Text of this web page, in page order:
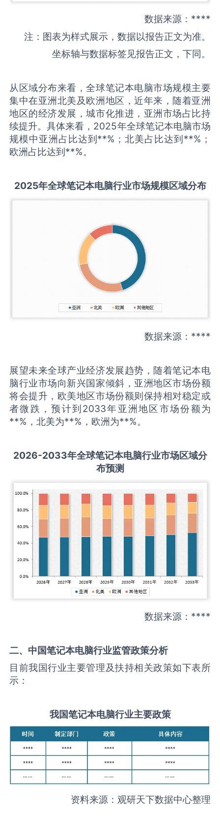
数据来源：****
注：图表为样式展示，数据以报告正文为准。
坐标轴与数据标签见报告正文，下同。
从区域分布来看，全球笔记本电脑市场规模主要
集中在亚洲北美及欧洲地区，近年来，随着亚洲
地区的经济发展，城市化推进，亚洲市场占比持
续提升。具体来看，2025年全球笔记本电脑市场
规模中亚洲占比达到**%；北美占比达到**%；
欧洲占比达到**%。
2025年全球笔记本电脑行业市场规模区域分布
数据来源：****
展望未来全球产业经济发展趋势，随着笔记本电
脑行业市场向新兴国家倾斜，亚洲地区市场份额
将会提升，欧美地区市场份额则保持相对稳定或
者微跌，预计到2033年亚洲地区市场份额为
**%，北美为**%，欧洲为**%。
2026-2033年全球笔记本电脑行业市场区域分
布预测
数据来源：****
二、中国笔记本电脑行业监管政策分析
目前我国行业主要管理及扶持相关政策如下表所
示：
我国笔记本电脑行业主要政策
资料来源：观研天下数据中心整理